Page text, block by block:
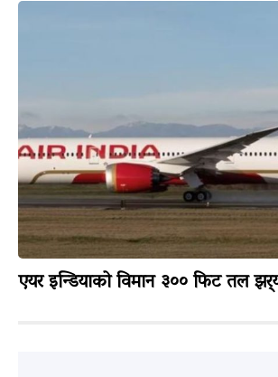
एयर इन्डियाको विमान ३०० फिट तल